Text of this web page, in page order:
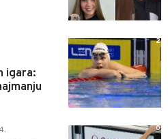
igara:
2
0